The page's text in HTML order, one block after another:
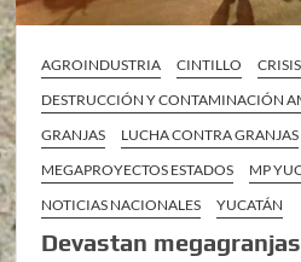
AGROINDUSTRIA CINTILLO
DESTRUCCIÓN Y CONTAMINACIÓN
GRANJAS
LUCHA CONTRA GRANJAS
MEGAPROYECTOS ESTADOS
MP
NOTICIAS NACIONALES
YUCATÁN
Devastan